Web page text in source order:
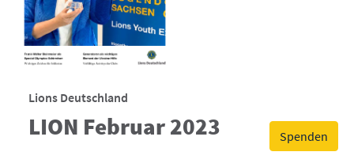
Spenden
Lions Deutschland
LION Februar 2023